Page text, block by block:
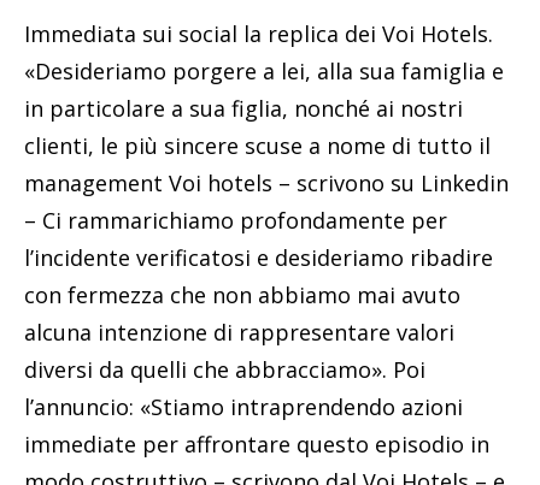
Immediata sui social la replica dei Voi Hotels.
«Desideriamo porgere a lei, alla sua famiglia e
in particolare a sua figlia, nonché ai nostri
clienti, le più sincere scuse a nome di tutto il
management Voi hotels – scrivono su Linkedin
– Ci rammarichiamo profondamente per
l’incidente verificatosi e desideriamo ribadire
con fermezza che non abbiamo mai avuto
alcuna intenzione di rappresentare valori
diversi da quelli che abbracciamo». Poi
l’annuncio: «Stiamo intraprendendo azioni
immediate per affrontare questo episodio in